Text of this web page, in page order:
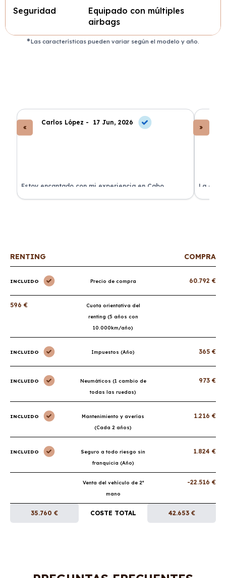
Seguridad
Equipado con múltiples
airbags
Las características pueden variar según el modelo y año.
Carlos López - 17 Jun, 2026
Estoy encantado con mi experiencia en Cabo
Renting. El coche llegó en perfectas condiciones y sin
La
de
RENTING COMPRA
INCLUIDO Precio de compra 60.792 €
596 €
Cuota orientativa del
renting (5 años con
10.000km/año)
INCLUIDO Impuestos (Año) 365 €
INCLUIDO
Neumáticos (1 cambio de
todas las ruedas)
973 €
INCLUIDO
Mantenimiento y averías
(Cada 2 años)
1.216 €
INCLUIDO
Seguro a todo riesgo sin
franquicia (Año)
1.824 €
Venta del vehículo de 2ª
mano
-22.516 €
35.760 € COSTE TOTAL 42.653 €